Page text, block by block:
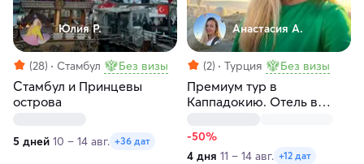
Юлия Р.
(28) Стамбул Без визы
Стамбул и Принцевы
острова
5 дней 10 – 14 авг. +36 дат
Анастасия А.
(2) Турция Без визы
Премиум тур в
Каппадокию. Отель в
подземный город
-50%
4 дня 11 – 14 авг. +12 дат